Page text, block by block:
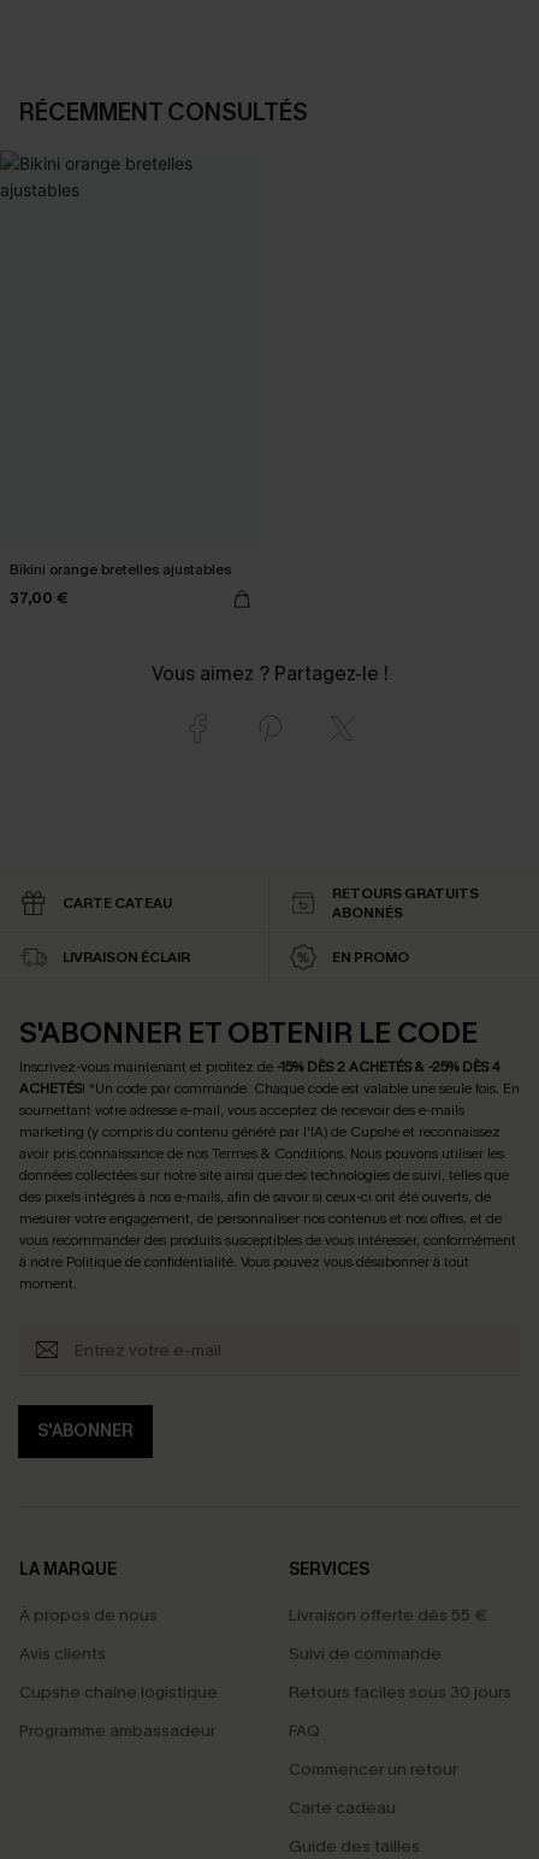
RÉCEMMENT CONSULTÉS
Bikini orange bretelles ajustables
37,00 €
Vous aimez ? Partagez-le !
CARTE CATEAU
RETOURS GRATUITS
ABONNÉS
LIVRAISON ÉCLAIR EN PROMO
S'ABONNER ET OBTENIR LE CODE
Inscrivez-vous maintenant et profitez de -15% DÈS 2 ACHETÉS & -25% DÈS 4
ACHETÉS! *Un code par commande. Chaque code est valable une seule fois. En
soumettant votre adresse e-mail, vous acceptez de recevoir des e-mails
marketing (y compris du contenu généré par l'IA) de Cupshe et reconnaissez
avoir pris connaissance de nosTermes & Conditions. Nous pouvons utiliser les
données collectées sur notre site ainsi que des technologies de suivi, telles que
des pixels intégrés à nos e-mails, afin de savoir si ceux-ci ont été ouverts, de
mesurer votre engagement, de personnaliser nos contenus et nos offres, et de
vous recommander des produits susceptibles de vous intéresser, conformément
à notre Politique de confidentialité. Vous pouvez vous désabonner à tout
moment.
S'ABONNER
LA MARQUE
À propos de nous
Avis clients
Cupshe chaîne logistique
Programme ambassadeur
SERVICES
Livraison offerte dès 55 €
Suivi de commande
Retours faciles sous 30 jours
FAQ
Commencer un retour
Carte cadeau
Guide des tailles